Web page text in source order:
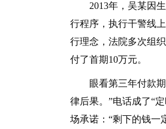
2013年，吴某因生
行程序，执行干警线
行理念，法院多次组
付了首期10万元。
眼看第三年付款期
律后果。”电话成了“
场承诺：“剩下的钱一